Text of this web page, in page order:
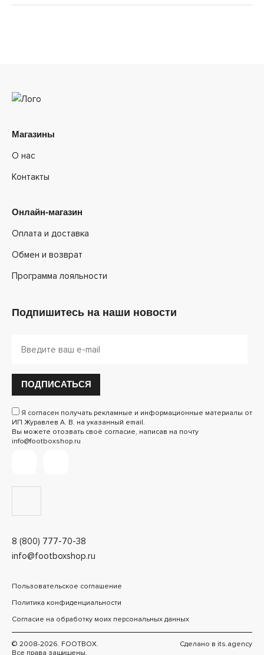
8 (800) 777-70-38
info@footboxshop.ru
Магазины
О нас
Контакты
Онлайн-магазин
Оплата и доставка
Обмен и возврат
Программа лояльности
Подпишитесь на наши новости
ПОДПИСАТЬСЯ
Я согласен получать рекламные и информационные материалы от
ИП Журавлев А. В. на указанный email.
Вы можете отозвать своё согласие, написав на почту
info@footboxshop.ru
Пользовательское соглашение
Политика конфиденциальности
Согласие на обработку моих персональных данных
© 2008-2026. FOOTBOX.
Все права защищены.
Сделано в its.agency